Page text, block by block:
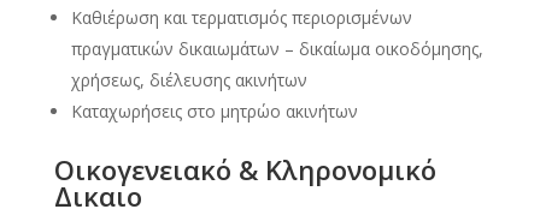
Καθιέρωση και τερματισμός περιορισμένων
πραγματικών δικαιωμάτων – δικαίωμα οικοδόμησης,
χρήσεως, διέλευσης ακινήτων
Καταχωρήσεις στο μητρώο ακινήτων
Οικογενειακό & Κληρονομικό
Δικαιο